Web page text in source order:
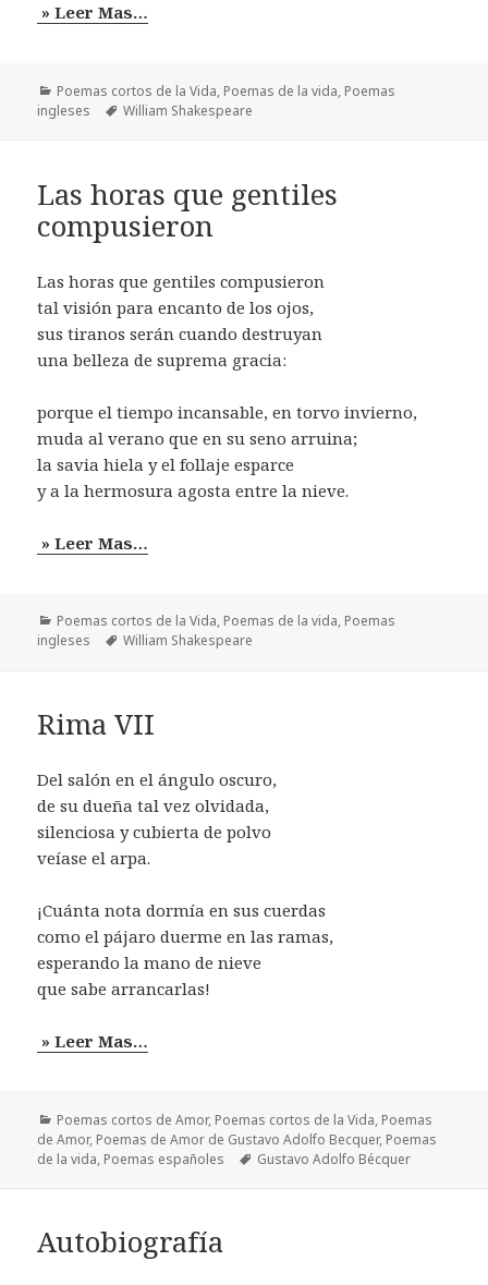
» Leer Mas…
Categorías
Poemas cortos de la Vida, Poemas de la vida, Poemas
ingleses
Etiquetas
William Shakespeare
Las horas que gentiles
compusieron
Las horas que gentiles compusieron
tal visión para encanto de los ojos,
sus tiranos serán cuando destruyan
una belleza de suprema gracia:
porque el tiempo incansable, en torvo invierno,
muda al verano que en su seno arruina;
la savia hiela y el follaje esparce
y a la hermosura agosta entre la nieve.
» Leer Mas…
Categorías
Poemas cortos de la Vida, Poemas de la vida, Poemas
ingleses
Etiquetas
William Shakespeare
Rima VII
Del salón en el ángulo oscuro,
de su dueña tal vez olvidada,
silenciosa y cubierta de polvo
veíase el arpa.
¡Cuánta nota dormía en sus cuerdas
como el pájaro duerme en las ramas,
esperando la mano de nieve
que sabe arrancarlas!
» Leer Mas…
Categorías
Poemas cortos de Amor, Poemas cortos de la Vida, Poemas
de Amor, Poemas de Amor de Gustavo Adolfo Becquer, Poemas
de la vida, Poemas españoles Etiquetas
Gustavo Adolfo Bécquer
Autobiografía